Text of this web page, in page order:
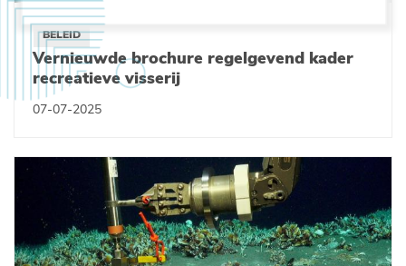
BELEID
Vernieuwde brochure regelgevend kader
recreatieve visserij
07-07-2025